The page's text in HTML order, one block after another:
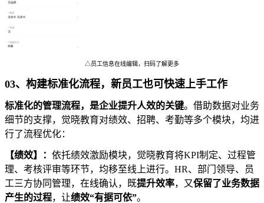
△员工信息在线编辑，扫码了解更多
03、构建标准化流程，新员工也可快速上手工作
标准化的管理流程，是企业提升人效的关键。借助数据对业务
细节的支撑，觉晓教育对绩效、招聘、考勤等多个模块，均进
行了流程优化：
【绩效】： 依托绩效激励模块，觉晓教育将KPI制定、过程管
理、考核评审等环节，均移至线上进行。HR、部门领导、员
工三方协同管理，在线确认，既提升效率，又保留了业务数据
产生的过程，让绩效“有据可依”。